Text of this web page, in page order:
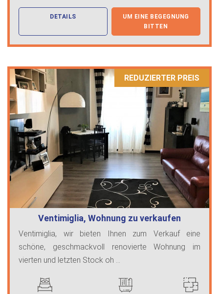
DETAILS
UM EINE BEGEGNUNG
BITTEN
REDUZIERTER PREIS
Ventimiglia, Wohnung zu verkaufen
Ventimiglia, wir bieten Ihnen zum Verkauf eine
schöne, geschmackvoll renovierte Wohnung im
vierten und letzten Stock oh ...